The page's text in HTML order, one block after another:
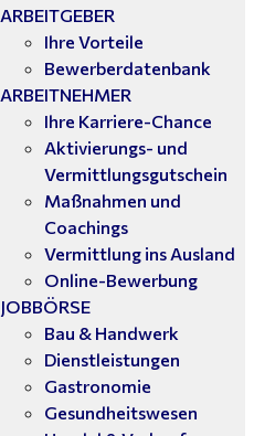
ARBEITGEBER
Ihre Vorteile
Bewerberdatenbank
ARBEITNEHMER
Ihre Karriere-Chance
Aktivierungs- und
Vermittlungsgutschein
Maßnahmen und
Coachings
Vermittlung ins Ausland
Online-Bewerbung
JOBBÖRSE
Bau & Handwerk
Dienstleistungen
Gastronomie
Gesundheitswesen